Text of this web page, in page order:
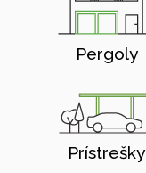
Pergoly
Prístrešky